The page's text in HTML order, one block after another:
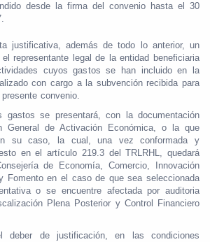
desde la firma del convenio hasta el 30
justificativa, además de todo lo anterior, un
representante legal de la entidad beneficiaria
cuyos gastos se han incluido en la
con cargo a la subvención recibida para
convenio.
gastos se presentará, con la documentación
General de Activación Económica, o la que
su caso, la cual, una vez conformada y
en el artículo 219.3 del TRLRHL, quedará
de Economía, Comercio, Innovación
Fomento en el caso de que sea seleccionada
o se encuentre afectada por auditoria
Plena Posterior y Control Financiero
deber de justificación, en las condiciones